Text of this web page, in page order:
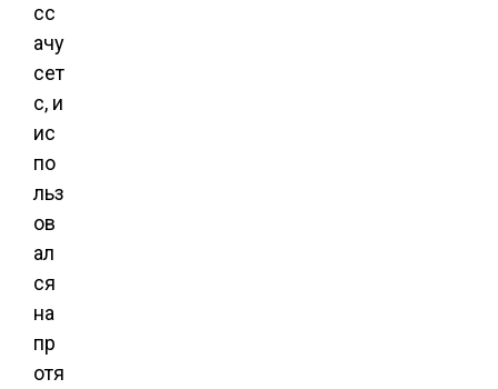
сс
ачу
сет
с, и
ис
по
льз
ов
ал
ся
на
пр
отя